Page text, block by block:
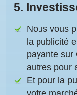
5.
Nous vous
la publicité
payante sur
autres pour
Et pour la
votre